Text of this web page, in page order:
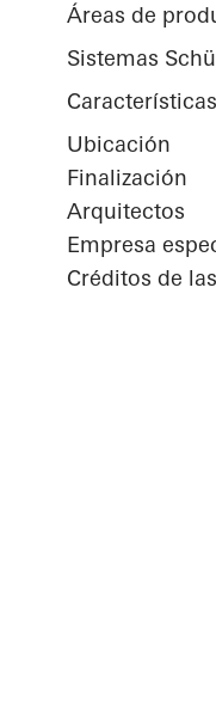
Áreas de
Sistemas
Características
Ubicación
Finalización
Arquitectos
Empresa
Créditos de